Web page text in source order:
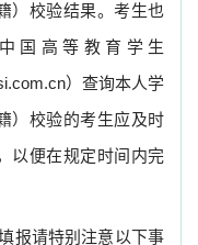
）校验结果。考生也
中 国 高 等 教 育 学 生
）查询本人学
）校验的考生应及时
以便在规定时间内完
报请特别注意以下事